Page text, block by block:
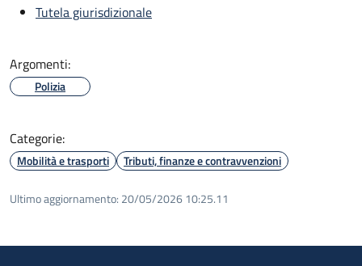
Tutela giurisdizionale
Argomenti:
Polizia
Categorie:
Mobilità e trasporti Tributi, finanze e contravvenzioni
Ultimo aggiornamento: 20/05/2026 10:25.11